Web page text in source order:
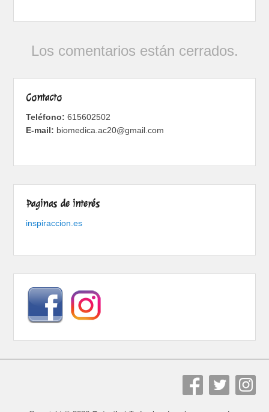
Los comentarios están cerrados.
Contacto
Teléfono: 615602502
E-mail: biomedica.ac20@gmail.com
Paginas de interés
inspiraccion.es